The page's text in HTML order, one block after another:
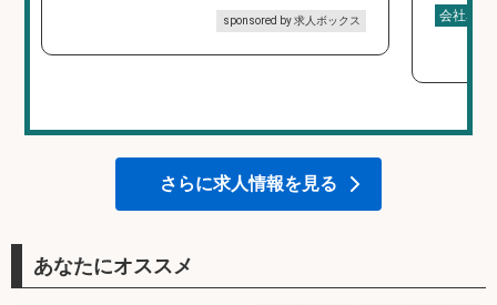
sponsored by 求人ボックス 会社名
さらに求人情報を見る
あなたにオススメ